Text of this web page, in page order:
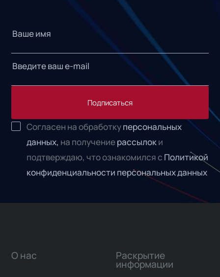
Подписаться
Согласен на обработкуперсональных
данных, на получениерассылоки
подтверждаю, что ознакомился с Политикой
конфиденциальности персональных данных
О нас Раскрытие
информации